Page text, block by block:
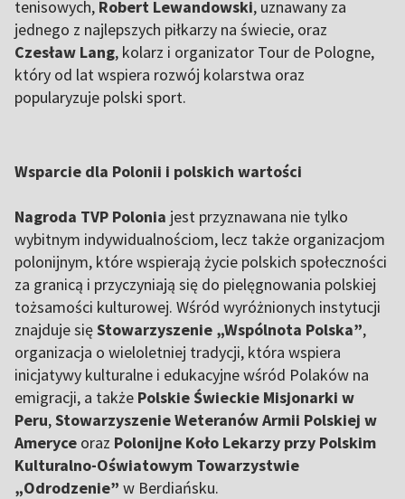
tenisowych, Robert Lewandowski, uznawany za
jednego z najlepszych piłkarzy na świecie, oraz
Czesław Lang, kolarz i organizator Tour de Pologne,
który od lat wspiera rozwój kolarstwa oraz
popularyzuje polski sport.
Wsparcie dla Polonii i polskich wartości
Nagroda TVP Polonia jest przyznawana nie tylko
wybitnym indywidualnościom, lecz także organizacjom
polonijnym, które wspierają życie polskich społeczności
za granicą i przyczyniają się do pielęgnowania polskiej
tożsamości kulturowej. Wśród wyróżnionych instytucji
znajduje sięStowarzyszenie „Wspólnota Polska”,
organizacja o wieloletniej tradycji, która wspiera
inicjatywy kulturalne i edukacyjne wśród Polaków na
emigracji, a także Polskie Świeckie Misjonarki w
Peru,Stowarzyszenie Weteranów Armii Polskiej w
Ameryce oraz Polonijne Koło Lekarzy przy Polskim
Kulturalno-Oświatowym Towarzystwie
„Odrodzenie” w Berdiańsku.